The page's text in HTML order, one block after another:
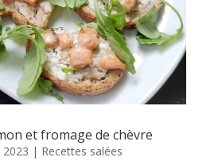
et fromage de chèvre
| Recettes salées